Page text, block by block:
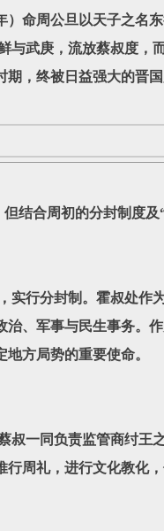
命周公旦以天子之名东
庚，流放蔡叔度，
，终被日益强大的晋
合周初的分封制度及
行分封制。霍叔处作
、军事与民生事务。
方局势的重要使命。
一同负责监管商纣王
周礼，进行文化教化